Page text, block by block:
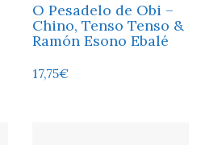
O Pesadelo de Obi –
Chino, Tenso Tenso &
Ramón Esono Ebalé
17,75€